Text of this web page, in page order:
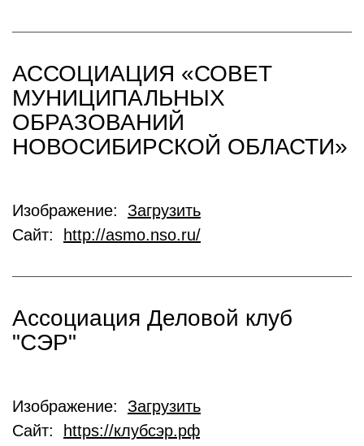
АССОЦИАЦИЯ «СОВЕТ
МУНИЦИПАЛЬНЫХ
ОБРАЗОВАНИЙ
НОВОСИБИРСКОЙ ОБЛАСТИ»
Изображение: Загрузить
Сайт:
http://asmo.nso.ru/
Ассоциация Деловой клуб
"СЭР"
Изображение: Загрузить
Сайт:
https://клубсэр.рф